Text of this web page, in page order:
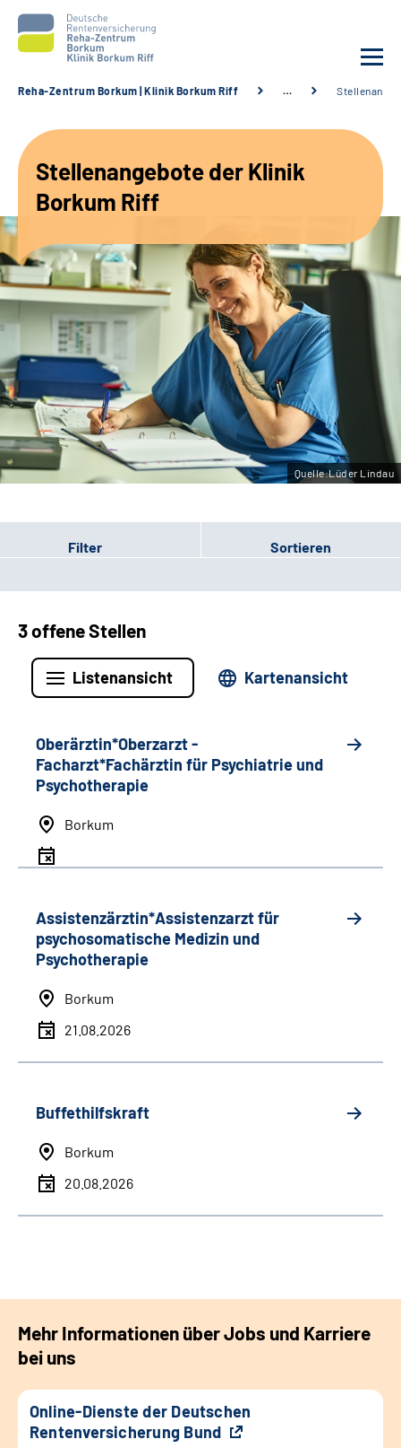
Unsere Angebote
Karriere
Sozialdienste & Zuweisende
Suche
Leichte Sprache
Gebärdensprache
Reha-Zentrum Borkum | Klinik Borkum Riff …
Stellenangebote der Klinik
Borkum Riff
Quelle:Lüder Lindau
Filter Sortieren
3 offene Stellen
Listenansicht Kartenansicht
Oberärztin*Oberzarzt -
Facharzt*Fachärztin für Psychiatrie und
Psychotherapie
Borkum
Assistenzärztin*Assistenzarzt für
psychosomatische Medizin und
Psychotherapie
Borkum
21.08.2026
Buffethilfskraft
Borkum
20.08.2026
Mehr Informationen über Jobs und Karriere
bei uns
Online-Dienste der Deutschen
Rentenversicherung Bund